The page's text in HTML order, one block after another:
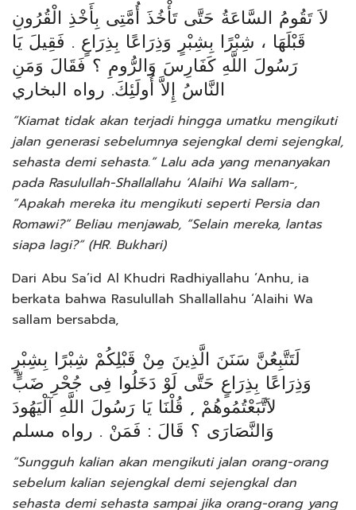
لاَ تَقُومُ السَّاعَةُ حَتَّى تَأْخُذَ أُمَّتِى بِأَخْذِ الْقُرُونِ
قَبْلَهَا ، شِبْرًا بِشِبْرٍ وَذِرَاعًا بِذِرَاعٍ . فَقِيلَ يَا
رَسُولَ اللَّهِ كَفَارِسَ وَالرُّومِ ؟ فَقَالَ وَمَنِ
النَّاسُ إِلاَّ أُولَئِكَ. رواه البخاري
“Kiamat tidak akan terjadi hingga umatku mengikuti
jalan generasi sebelumnya sejengkal demi sejengkal,
sehasta demi sehasta.” Lalu ada yang menanyakan
pada Rasulullah-Shallallahu ‘Alaihi Wa sallam-,
“Apakah mereka itu mengikuti seperti Persia dan
Romawi?” Beliau menjawab, “Selain mereka, lantas
siapa lagi?“ (HR. Bukhari)
Dari Abu Sa’id Al Khudri Radhiyallahu ‘Anhu, ia
berkata bahwa Rasulullah Shallallahu ‘Alaihi Wa
sallam bersabda,
لَتَتَّبِعُنَّ سَنَنَ الَّذِينَ مِنْ قَبْلِكُمْ شِبْرًا بِشِبْرٍ
وَذِرَاعًا بِذِرَاعٍ حَتَّى لَوْ دَخَلُوا فِى جُحْرِ ضَبٍّ
لاَتَّبَعْتُمُوهُمْ , قُلْنَا يَا رَسُولَ اللَّهِ آلْيَهُودَ
وَالنَّصَارَى ؟ قَالَ : فَمَنْ . رواه مسلم
“Sungguh kalian akan mengikuti jalan orang-orang
sebelum kalian sejengkal demi sejengkal dan
sehasta demi sehasta sampai jika orang-orang yang